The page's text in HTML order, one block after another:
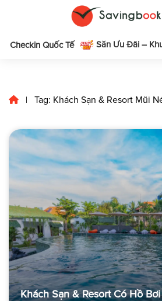
Checkin Quốc Tế Săn Ưu Đãi –
| Tag: Khách Sạn & Resort Mũi
Khách Sạn & Resort Có Hồ